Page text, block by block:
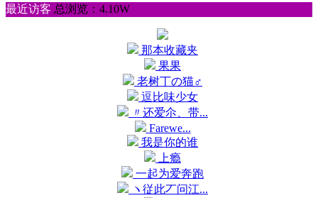
最近访客 总浏览：4.10W
那本收藏夹
果果
老树丅の猫♂
逗比味少女
〃还爱尒、带...
Farewe...
我是你的谁
上瘾
一起为爱奔跑
ヽ従此丆问江...